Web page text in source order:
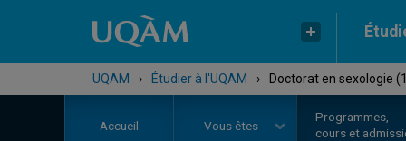
UQAM › Étudier à l'UQAM › Doctorat en sexologie
Accueil Vous êtes
Programmes,
cours et